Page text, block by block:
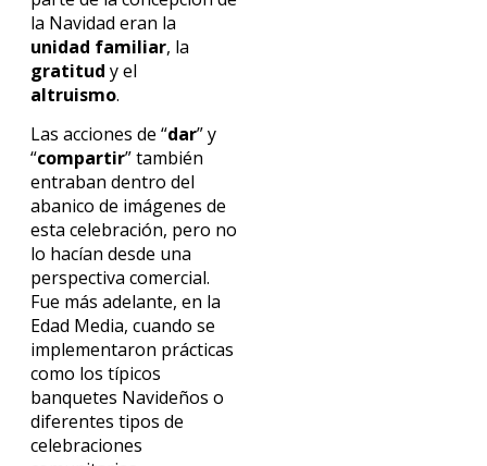
la Navidad eran la
unidad familiar, la
gratitud y el
altruismo.
Las acciones de “dar” y
“compartir” también
entraban dentro del
abanico de imágenes de
esta celebración, pero no
lo hacían desde una
perspectiva comercial.
Fue más adelante, en la
Edad Media, cuando se
implementaron prácticas
como los típicos
banquetes Navideños o
diferentes tipos de
celebraciones